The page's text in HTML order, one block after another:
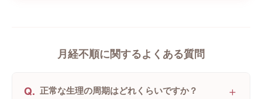
月経不順に関するよくある質問
Q. 正常な生理の周期はどれくらいですか？ ＋